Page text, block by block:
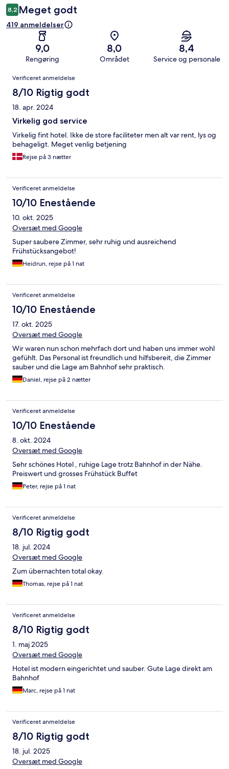
8,2 Meget godt
419 anmeldelser
9,0
Rengøring
8,0
Området
8,4
Service og personale
Anmeldelser
Verificeret anmeldelse
8/10 Rigtig godt
18. apr. 2024
Virkelig god service
Virkelig fint hotel. Ikke de store faciliteter men alt var rent, lys og
behageligt. Meget venlig betjening
Rejse på 3 nætter
Verificeret anmeldelse
10/10 Enestående
10. okt. 2025
Oversæt med Google
Super saubere Zimmer, sehr ruhig und ausreichend
Frühstücksangebot!
Heidrun, rejse på 1 nat
Verificeret anmeldelse
10/10 Enestående
17. okt. 2025
Oversæt med Google
Wir waren nun schon mehrfach dort und haben uns immer wohl
gefühlt. Das Personal ist freundlich und hilfsbereit, die Zimmer
sauber und die Lage am Bahnhof sehr praktisch.
Daniel, rejse på 2 nætter
Verificeret anmeldelse
10/10 Enestående
8. okt. 2024
Oversæt med Google
Sehr schönes Hotel , ruhige Lage trotz Bahnhof in der Nähe.
Preiswert und grosses Frühstück Buffet
Peter, rejse på 1 nat
Verificeret anmeldelse
8/10 Rigtig godt
18. jul. 2024
Oversæt med Google
Zum übernachten total okay.
Thomas, rejse på 1 nat
Verificeret anmeldelse
8/10 Rigtig godt
1. maj 2025
Oversæt med Google
Hotel ist modern eingerichtet und sauber. Gute Lage direkt am
Bahnhof
Marc, rejse på 1 nat
Verificeret anmeldelse
8/10 Rigtig godt
18. jul. 2025
Oversæt med Google